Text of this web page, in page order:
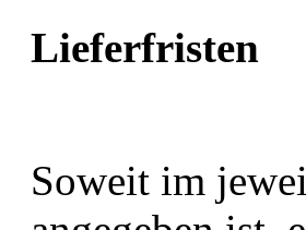
Lieferfristen
Soweit im